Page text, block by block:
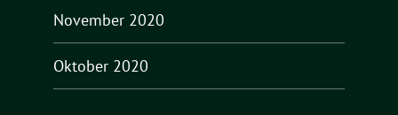
November 2020
Oktober 2020